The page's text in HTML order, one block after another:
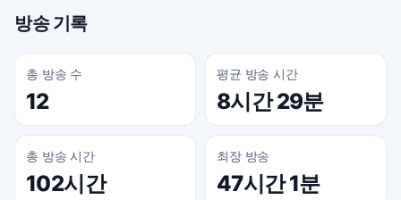
방송 기록
총 방송 수
12
평균 방송 시간
8시간 29분
총 방송 시간
102시간
최장 방송
47시간 1분